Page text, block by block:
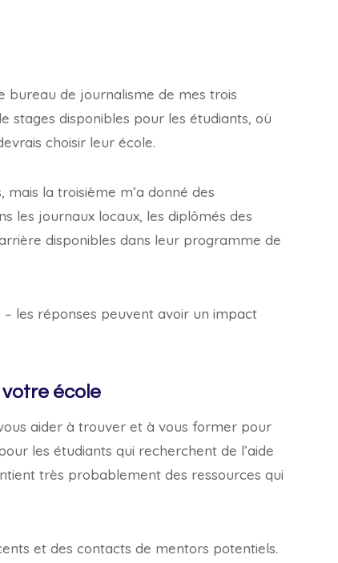
bureau de journalisme de mes trois
stages disponibles pour les étudiants, où
choisir leur école.
mais la troisième m’a donné des
les journaux locaux, les diplômés des
disponibles dans leur programme de
les réponses peuvent avoir un impact
école
aider à trouver et à vous former pour
les étudiants qui recherchent de l’aide
très probablement des ressources qui
et des contacts de mentors potentiels.